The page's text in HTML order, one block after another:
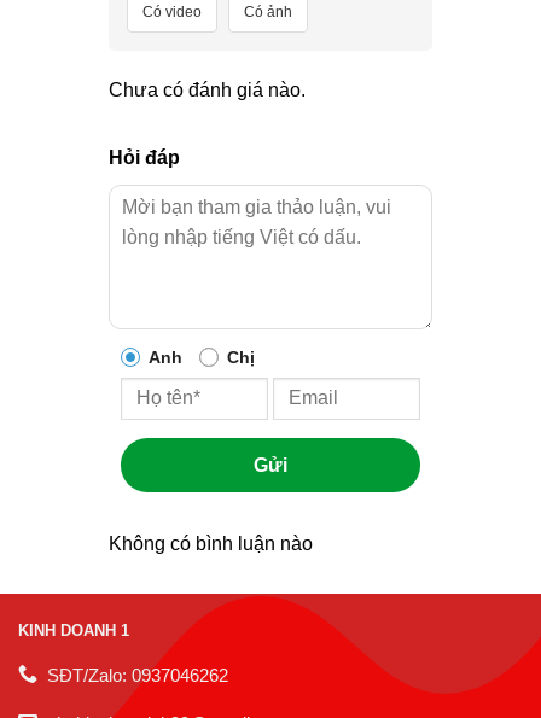
Có video Có ảnh
Chưa có đánh giá nào.
Hỏi đáp
Anh Chị
Gửi
Không có bình luận nào
KINH DOANH 1
SĐT/Zalo: 0937046262